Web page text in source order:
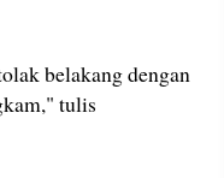
belakang dengan
tulis